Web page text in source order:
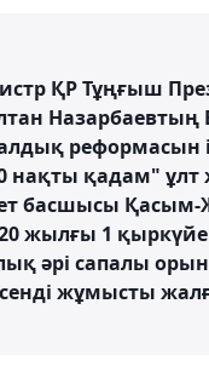
ҚР Тұңғыш
Назарбаевтың
реформасын
нақты қадам"
басшысы
жылғы 1
әрі сапалы
жұмысты